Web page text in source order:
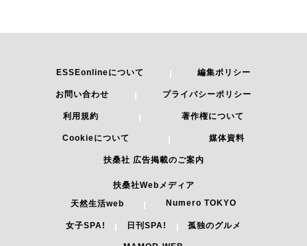
ESSEonlineについて 編集ポリシー
お問い合わせ プライバシーポリシー
利用規約 著作権について
Cookieについて 媒体資料
扶桑社 広告掲載のご案内
扶桑社Webメディア
天然生活web
Numero TOKYO
女子SPA! 日刊SPA! 孤独のグルメ